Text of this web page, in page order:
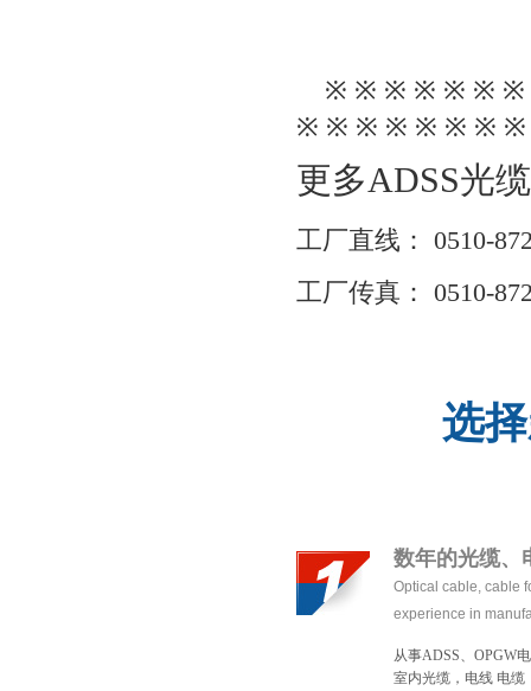
更多ADSS光
工厂直线：0510-
工厂传真：0510-
选
数年的光缆、
从事ADSS、OPGW
室内光缆，电线电缆